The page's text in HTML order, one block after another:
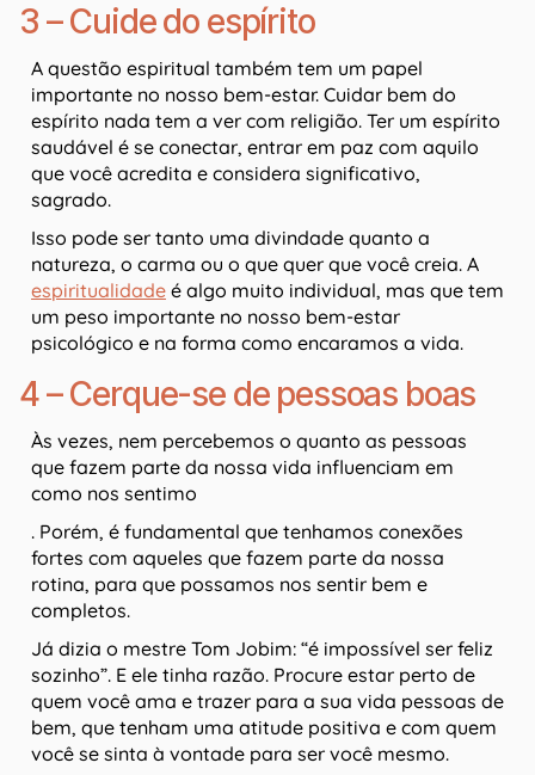
3 – Cuide do espírito
A questão espiritual também tem um papel
importante no nosso bem-estar. Cuidar bem do
espírito nada tem a ver com religião. Ter um espírito
saudável é se conectar, entrar em paz com aquilo
que você acredita e considera significativo,
sagrado.
Isso pode ser tanto uma divindade quanto a
natureza, o carma ou o que quer que você creia. A
espiritualidade é algo muito individual, mas que tem
um peso importante no nosso bem-estar
psicológico e na forma como encaramos a vida.
4 – Cerque-se de pessoas boas
Às vezes, nem percebemos o quanto as pessoas
que fazem parte da nossa vida influenciam em
como nos sentimo
. Porém, é fundamental que tenhamos conexões
fortes com aqueles que fazem parte da nossa
rotina, para que possamos nos sentir bem e
completos.
Já dizia o mestre Tom Jobim: “é impossível ser feliz
sozinho”. E ele tinha razão. Procure estar perto de
quem você ama e trazer para a sua vida pessoas de
bem, que tenham uma atitude positiva e com quem
você se sinta à vontade para ser você mesmo.